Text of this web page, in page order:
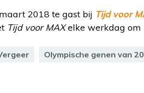
2018 te gast bij Tijd voor
Tijd voor MAXelke werkdag om
Olympische genen van